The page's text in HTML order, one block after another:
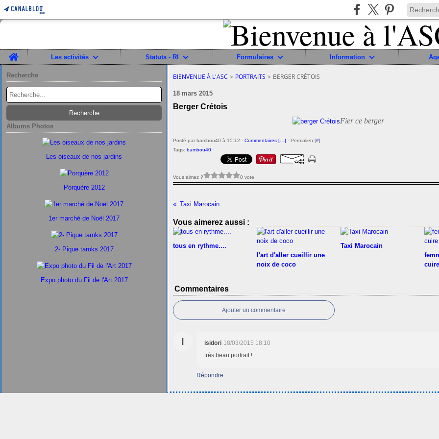
Home
Les activités Statuts - RI Formulaires Information
Recherche
Albums Photos
Les oiseaux de nos jardins
Porquère 2012
1er marché de Noël 2017
2- Pique taroks 2017
Expo photo du Fil de l'Art 2017
BIENVENUE À L'ASC > PORTRAITS > BERGER CRÉTOIS
18 mars 2015
Berger Crétois
Fier ce berger
Posté par bambou40 à 15:12 - Commentaires [ ] - Permalien [#]
Tags: bambou40
Vous aimez ? 0 vote
Taxi Marocain
Vous aimerez aussi :
tous en rythme....
l'art d'aller cueillir une
noix de coco
Taxi Marocain
Commentaires
Ajouter un commentaire
I isidori 18/03/2015 18:10
très beau portrait !
Répondre